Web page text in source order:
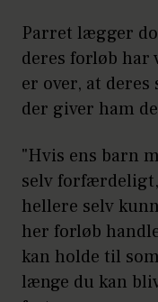
Parret lægger
deres forløb har
er over, at deres
der giver ham
"Hvis ens barn
selv
hellere selv
her forløb
kan holde til
længe du kan